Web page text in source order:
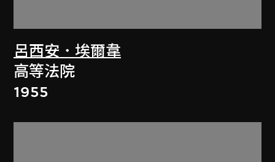
呂西安．埃爾韋
高等法院
1955